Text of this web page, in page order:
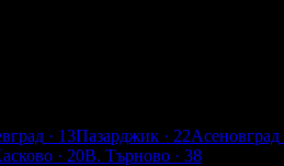
· 13Пазарджик · 22Асеновград
· 20В. Търново · 38